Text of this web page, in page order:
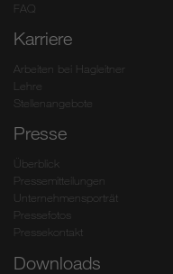
FAQ
Karriere
Arbeiten bei Hagleitner
Lehre
Stellenangebote
Presse
Überblick
Pressemitteilungen
Unternehmensporträt
Pressefotos
Pressekontakt
Downloads